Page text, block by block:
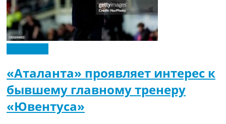
«Аталанта» проявляет интерес к
бывшему главному тренеру
«Ювентуса»